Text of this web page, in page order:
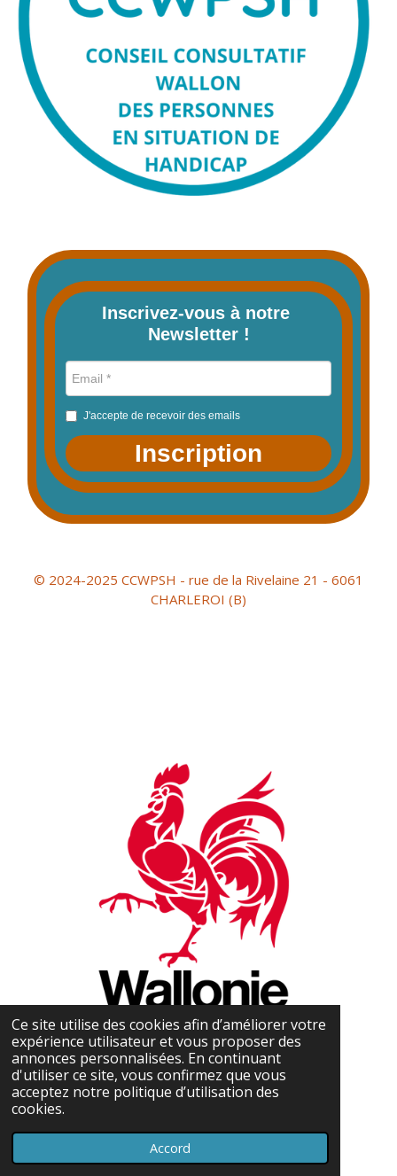
Ce site utilise des cookies afin d’améliorer votre
expérience utilisateur et vous proposer des
annonces personnalisées. En continuant
d'utiliser ce site, vous confirmez que vous
acceptez notre politique d’utilisation des
cookies.
Accord
Inscrivez-vous à notre
Newsletter !
J'accepte de recevoir des emails
Inscription
© 2024-2025 CCWPSH - rue de la Rivelaine 21 - 6061
CHARLEROI (B)